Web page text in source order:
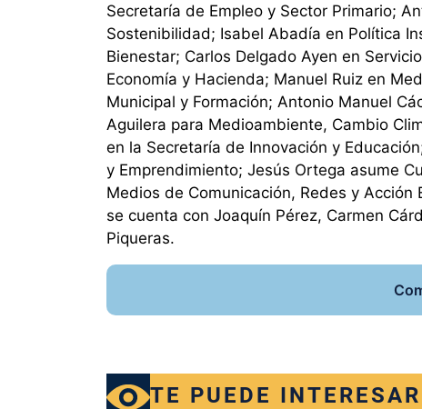
Secretaría de Empleo y Sector Primario;
Sostenibilidad; Isabel Abadía en Política
Bienestar; Carlos Delgado Ayen en
Economía y Hacienda; Manuel Ruiz en
Municipal y Formación; Antonio Manuel
Aguilera para Medioambiente, Cambio
en la Secretaría de Innovación y
y Emprendimiento; Jesús Ortega asume
Medios de Comunicación, Redes y
se cuenta con Joaquín Pérez, Carmen
Piqueras.
TE PUEDE INTERESAR